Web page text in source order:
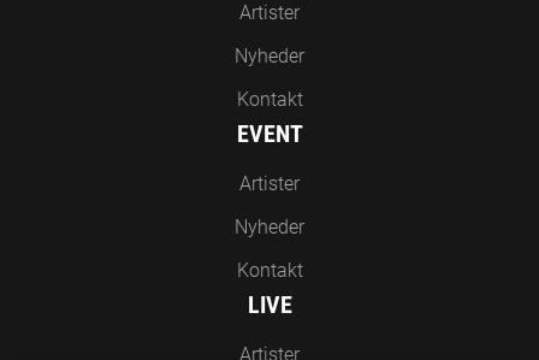
Artister
Nyheder
Kontakt
EVENT
Artister
Nyheder
Kontakt
LIVE
Artister